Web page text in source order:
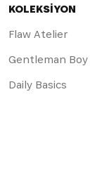
KOLEKSİYON
Flaw Atelier
Gentleman Boy
Daily Basics